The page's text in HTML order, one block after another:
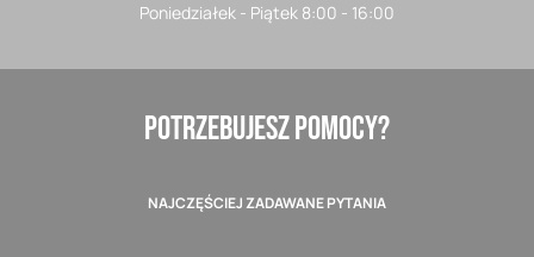
Poniedziałek - Piątek 8:00 - 16:00
POTRZEBUJESZ POMOCY?
NAJCZĘŚCIEJ ZADAWANE PYTANIA